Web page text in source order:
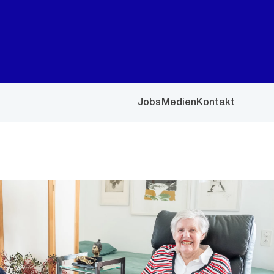
JobsMedienKontakt